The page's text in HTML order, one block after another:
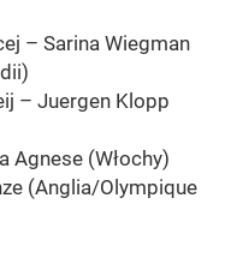
– Sarina Wiegman
– Juergen Klopp
Agnese (Włochy)
(Anglia/Olympique